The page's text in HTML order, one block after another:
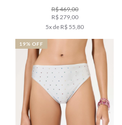
R$ 469,00
R$ 279,00
5x de R$ 55,80
19% OFF